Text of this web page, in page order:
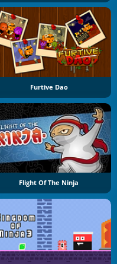
Furtive Dao
Flight Of The Ninja